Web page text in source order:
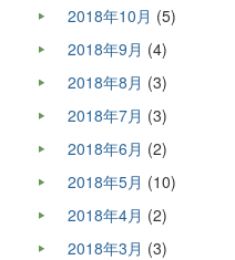
2018年10月 (5)
2018年9月 (4)
2018年8月 (3)
2018年7月 (3)
2018年6月 (2)
2018年5月 (10)
2018年4月 (2)
2018年3月 (3)